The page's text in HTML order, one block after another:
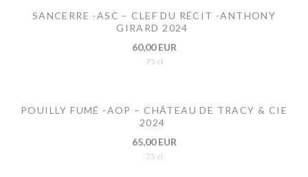
SANCERRE -ASC – CLEF DU RÉCIT -ANTHONY
GIRARD 2024
60,00 EUR
75 cl
POUILLY FUMÉ -AOP – CHÂTEAU DE TRACY & CIE
2024
65,00 EUR
75 cl